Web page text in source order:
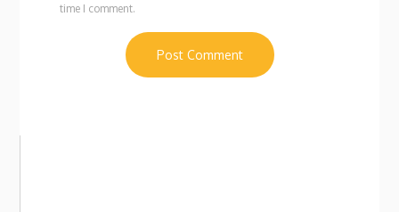
time I comment.